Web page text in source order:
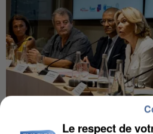
Le respect de